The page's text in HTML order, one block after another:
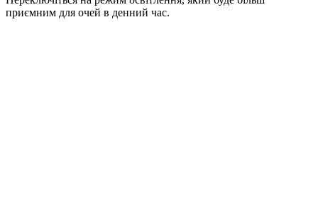
приємним для очей в денний час.